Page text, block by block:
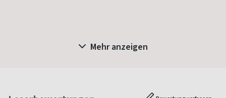
Mehr anzeigen